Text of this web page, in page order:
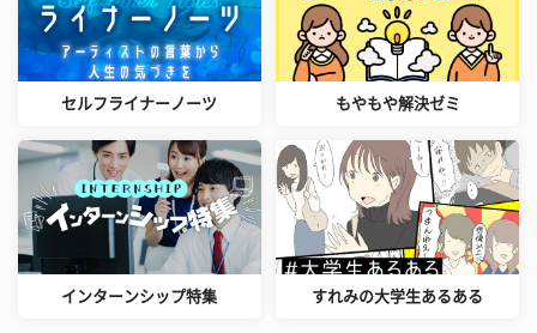
セルフライナーノーツ もやもや解決ゼミ
インターンシップ特集 すれみの大学生あるある